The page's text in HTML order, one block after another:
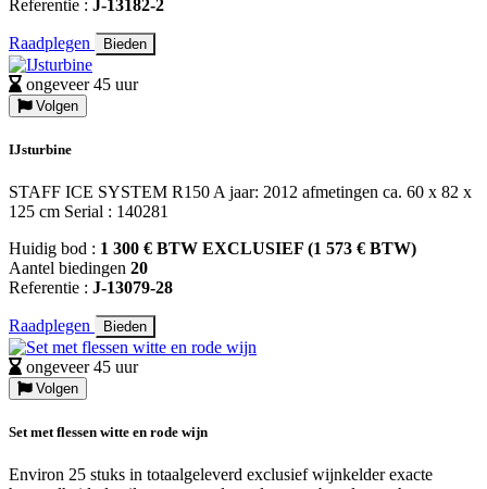
Referentie : J-13182-2
Raadplegen Bieden
ongeveer 45 uur
Volgen
IJsturbine
STAFF ICE SYSTEM R150 A jaar: 2012 afmetingen ca. 60 x 82 x
125 cm Serial : 140281
Huidig bod : 1 300 € BTW EXCLUSIEF (1 573 € BTW)
Aantel biedingen 20
Referentie : J-13079-28
Raadplegen Bieden
ongeveer 45 uur
Volgen
Set met flessen witte en rode wijn
Environ 25 stuks in totaalgeleverd exclusief wijnkelder exacte